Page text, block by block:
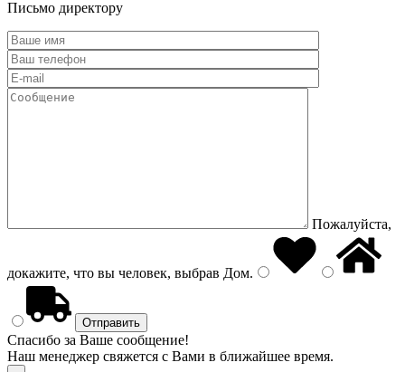
Письмо директору
Пожалуйста,
докажите, что вы человек, выбрав Дом.
Спасибо за Ваше сообщение!
Наш менеджер свяжется с Вами в ближайшее время.